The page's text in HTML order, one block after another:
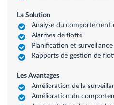
La Solution
Analyse du comportement
Alarmes de flotte
Planification et
Rapports de gestion de
Les Avantages
Amélioration de la
Amélioration du